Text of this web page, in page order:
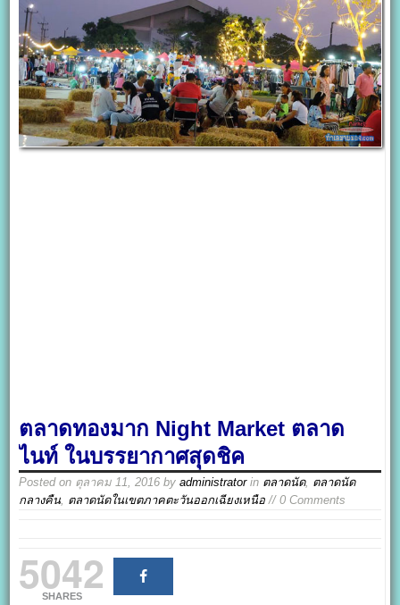
ตลาดทองมาก Night Market ตลาด
ไนท์ ในบรรยากาศสุดชิค
Posted on ตุลาคม 11, 2016 byadministratorin ตลาดนัด, ตลาดนัด
กลางคืน, ตลาดนัดในเขตภาคตะวันออกเฉียงเหนือ // 0 Comments
5042
SHARES